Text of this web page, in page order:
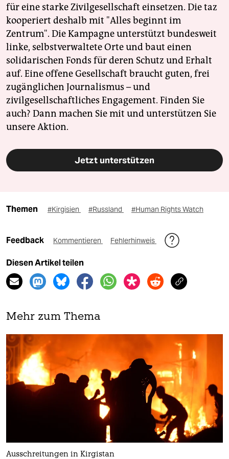
für eine starke Zivilgesellschaft einsetzen. Die taz
kooperiert deshalb mit "Alles beginnt im
Zentrum". Die Kampagne unterstützt bundesweit
linke, selbstverwaltete Orte und baut einen
solidarischen Fonds für deren Schutz und Erhalt
auf. Eine offene Gesellschaft braucht guten, frei
zugänglichen Journalismus – und
zivilgesellschaftliches Engagement. Finden Sie
auch? Dann machen Sie mit und unterstützen Sie
unsere Aktion.
Jetzt unterstützen
Themen #Kirgisien #Russland #Human Rights Watch
Feedback Kommentieren Fehlerhinweis
Diesen Artikel teilen
Mehr zum Thema
Ausschreitungen in Kirgistan